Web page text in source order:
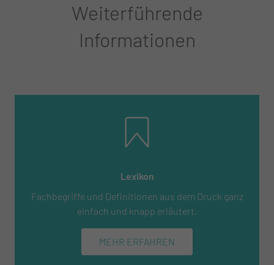
Weiterführende
Informationen
Lexikon
Fachbegriffe und Definitionen aus dem Druck ganz
einfach und knapp erläutert.
MEHR ERFAHREN